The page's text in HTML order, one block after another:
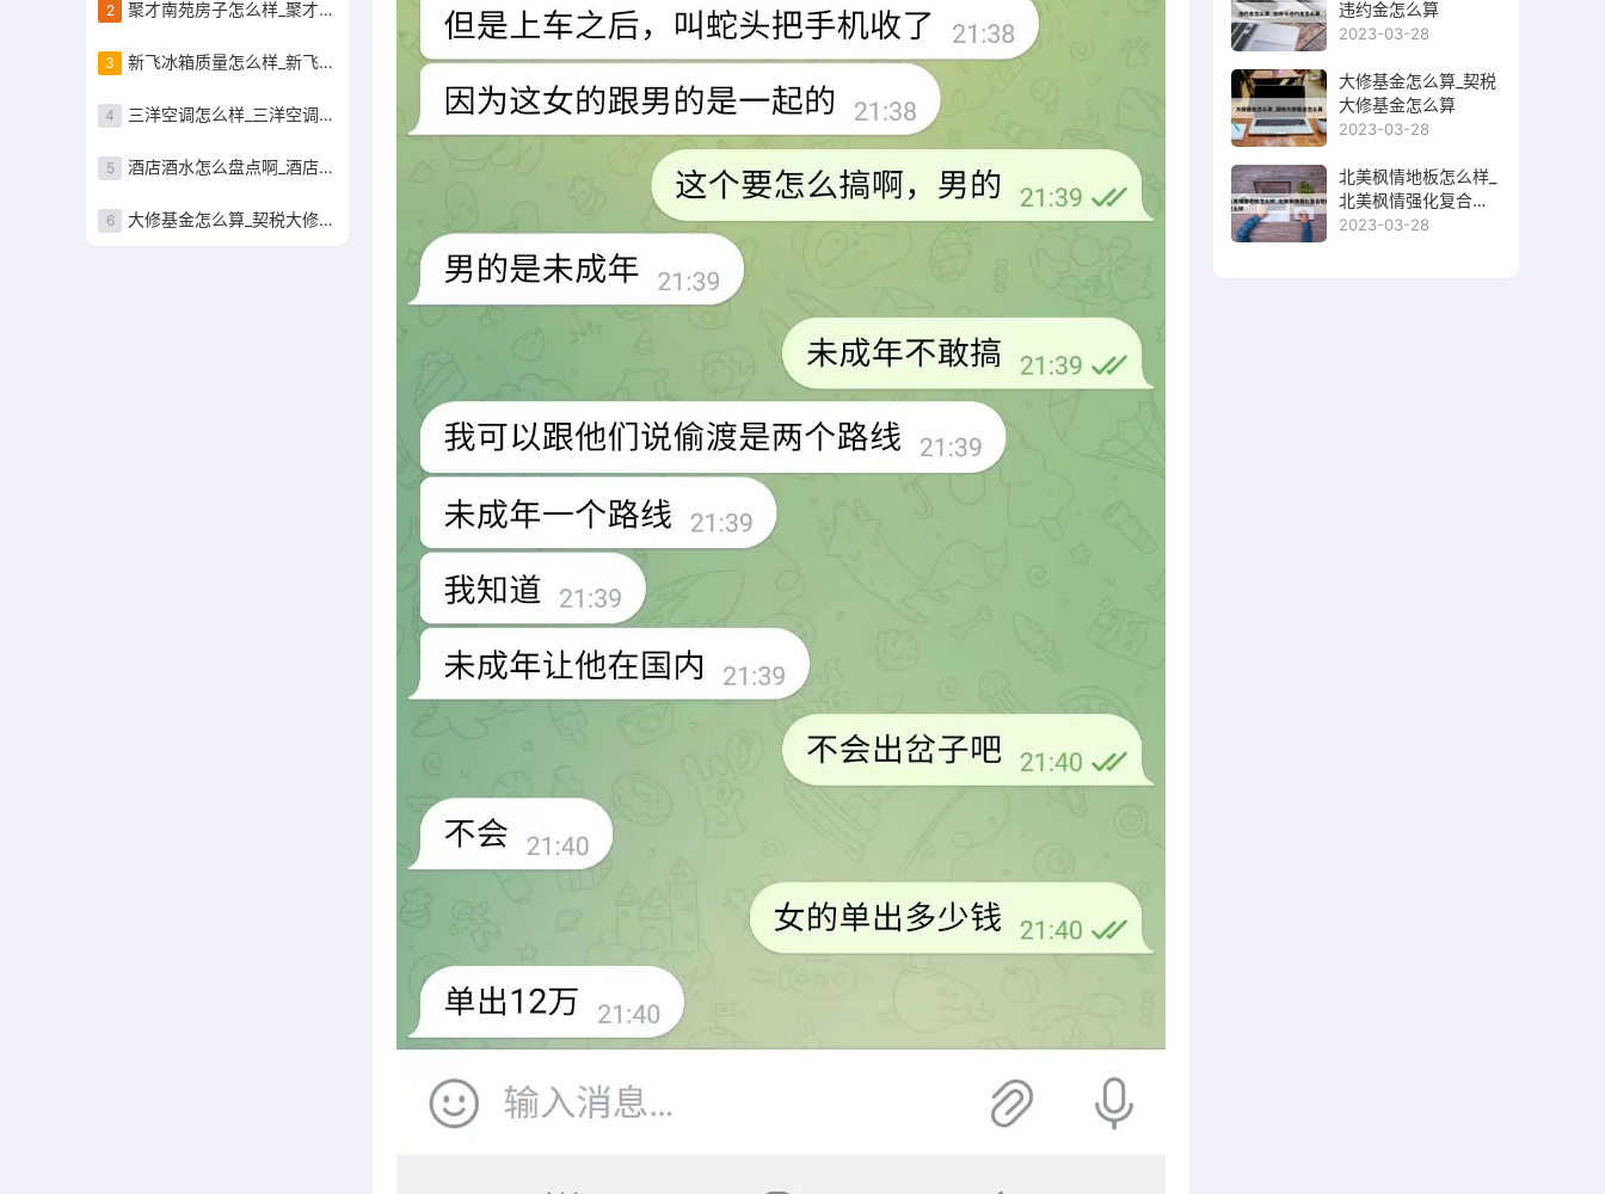
2 聚才南苑房子怎么样_聚才南苑的容积率是
3 新飞冰箱质量怎么样_新飞冰箱质量怎么样好不好
4 三洋空调怎么样_三洋空调怎么样好不好
5 酒店酒水怎么盘点啊_酒店酒水盘点表
6 大修基金怎么算_契税大修基金怎么算
违约金怎么算
2023-03-28
大修基金怎么算_契税
大修基金怎么算
2023-03-28
北美枫情地板怎么样_
北美枫情强化复合地
板怎么样
2023-03-28